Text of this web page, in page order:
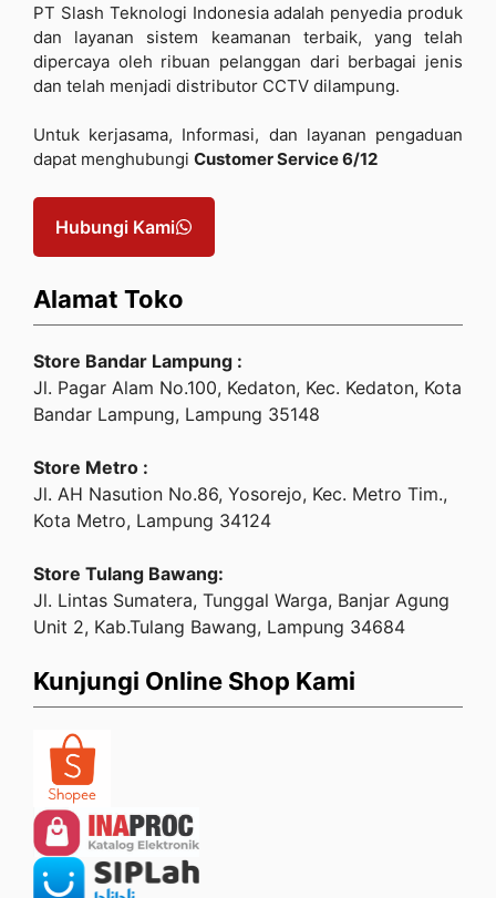
PT Slash Teknologi Indonesia adalah penyedia produk
dan layanan sistem keamanan terbaik, yang telah
dipercaya oleh ribuan pelanggan dari berbagai jenis
dan telah menjadi distributor CCTV dilampung.
Untuk kerjasama, Informasi, dan layanan pengaduan
dapat menghubungi Customer Service 6/12
Hubungi Kami
Alamat Toko
Store Bandar Lampung :
Jl. Pagar Alam No.100, Kedaton, Kec. Kedaton, Kota
Bandar Lampung, Lampung 35148
Store Metro :
Jl. AH Nasution No.86, Yosorejo, Kec. Metro Tim.,
Kota Metro, Lampung 34124
Store Tulang Bawang:
Jl. Lintas Sumatera, Tunggal Warga, Banjar Agung
Unit 2, Kab.Tulang Bawang, Lampung 34684
Kunjungi Online Shop Kami